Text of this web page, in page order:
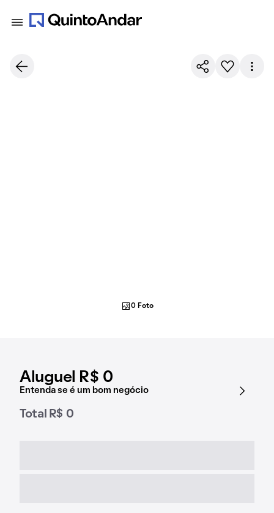
Aluguel R$ 0
Entenda se é um bom negócio
Total R$ 0
0 Foto